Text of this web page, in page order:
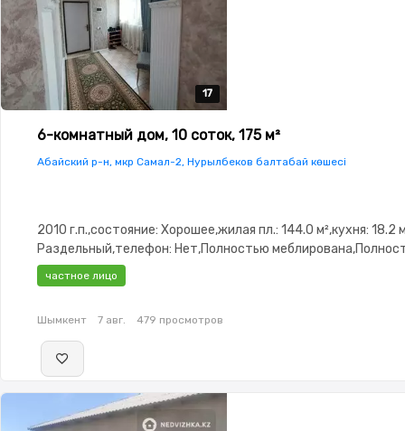
17
17
17
17
17
6-комнатный дом, 10 соток, 175 м²
Абайский р-н, мкр Самал-2, Нурылбеков балтабай көшесі
2010 г.п.,состояние: Хорошее,жилая пл.: 144.0 м²,кухня: 18.2
Раздельный,телефон: Нет,Полностью
меблирована,потолки: 3.0,Навес,Гараж,Сад,Детская
кухня
частное лицо
Шымкент 7 авг. 479 просмотров